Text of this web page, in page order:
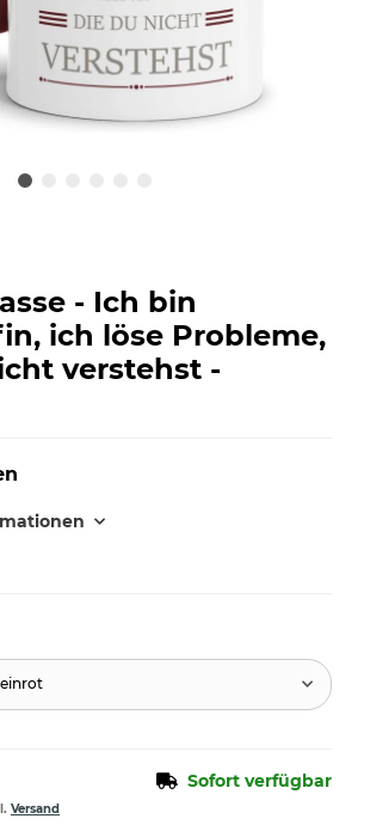
- Ich bin
ich löse Probleme,
verstehst -
Sofort verfügbar
Versand